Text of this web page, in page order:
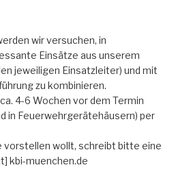
wir versuchen, in
Einsätze aus unserem
jeweiligen Einsatzleiter) und mit
zu kombinieren.
4-6 Wochen vor dem Termin
in Feuerwehrgerätehäusern) per
vorstellen wollt, schreibt bitte eine
kbi-muenchen.de